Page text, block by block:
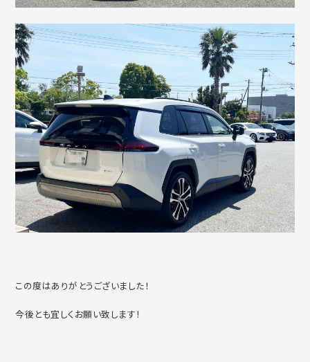
この度はありがとうございました！
今後とも宜しくお願い致します！